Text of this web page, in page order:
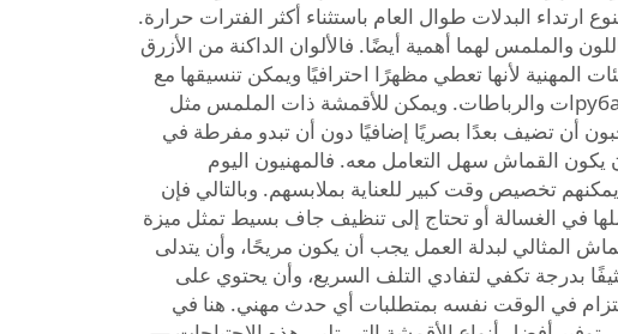
ارتداء البدلات طوال العام باستثناء أكثر الفترات حرارة.
والملمس لهما أهمية أيضًا. فالألوان الداكنة من الأزرق
المهنية لأنها تعطي مظهرًا احترافيًا ويمكن تنسيقها مع
مجموعة متنوعة من рубашات والرباطات. ويمكن للأقمشة ذات الملمس مثل
أن تضيف بعدًا بصريًا إضافيًا دون أن تبدو مفرطة في
يكون القماش سهل التعامل معه. فالمهنيون اليوم
تخصيص وقت كبير للعناية بملابسهم. وبالتالي فإن
في الغسالة أو تحتاج إلى تنظيف جاف بسيط تمثل ميزة
المثالي لبدلة العمل يجب أن يكون مريحًا، وأن يتدلى
بدرجة تكفي لتفادي التلف السريع، وأن يحتوي على
في الوقت نفسه بمتطلبات أي حدث مهني. هنا في